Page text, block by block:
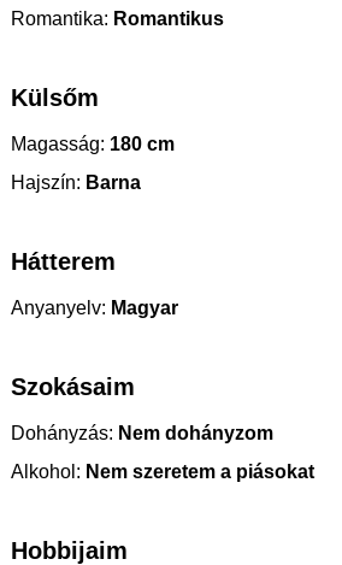
Romantika: Romantikus
Külsőm
Magasság: 180 cm
Hajszín: Barna
Hátterem
Anyanyelv: Magyar
Szokásaim
Dohányzás: Nem dohányzom
Alkohol: Nem szeretem a piásokat
Hobbijaim